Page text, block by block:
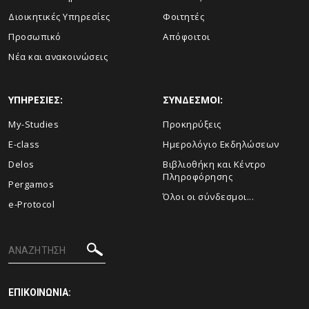
Διοικητικές Υπηρεσίες
Προσωπικό
Νέα και ανακοινώσεις
Φοιτητές
Απόφοιτοι
ΥΠΗΡΕΣΙΕΣ:
My-Studies
E-class
Delos
Pergamos
e-Protocol
ΣΥΝΔΕΣΜΟΙ:
Προκηρύξεις
Ημερολόγιο Εκδηλώσεων
Βιβλιοθήκη και Κέντρο
Πληροφόρησης
Όλοι οι σύνδεσμοι...
ΕΠΙΚΟΙΝΩΝΙΑ: